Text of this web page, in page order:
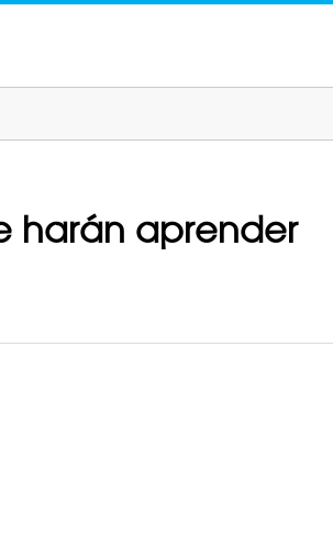
harán aprender